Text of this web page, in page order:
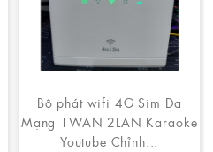
Bộ phát wifi 4G Sim Đa
Mạng 1WAN 2LAN Karaoke
Youtube Chỉnh...